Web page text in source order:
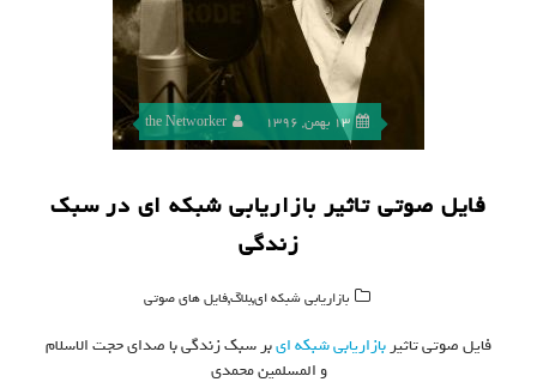
13 بهمن, 1396 the Networker
فایل صوتی تاثیر بازاریابی شبکه ای در سبک
زندگی
بازاریابی شبکه ای,بلاگ,فایل های صوتی
فایل صوتی تاثیر بازاریابی شبکه ایبر سبک زندگی با صدای حجت الاسلام
و المسلمین محمدی